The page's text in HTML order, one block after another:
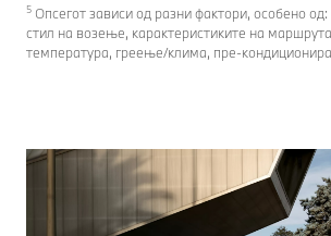
5 Опсегот зависи од разни фактори, особено
стил на возење, карактеристиките на
температура, греење/клима, пре-